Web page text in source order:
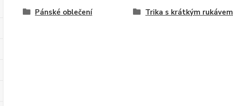
Pánské oblečení Trika s krátkým rukávem